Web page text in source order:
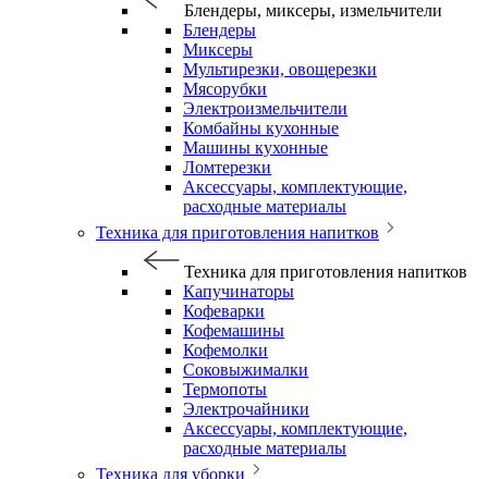
Блендеры, миксеры, измельчители
Блендеры
Миксеры
Мультирезки, овощерезки
Мясорубки
Электроизмельчители
Комбайны кухонные
Машины кухонные
Ломтерезки
Аксессуары, комплектующие,
расходные материалы
Техника для приготовления напитков
Техника для приготовления напитков
Капучинаторы
Кофеварки
Кофемашины
Кофемолки
Соковыжималки
Термопоты
Электрочайники
Аксессуары, комплектующие,
расходные материалы
Техника для уборки